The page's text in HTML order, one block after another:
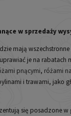
w sprzedaży
mają
je na rabatach
pnącymi, różami
i trawami, jako
się posadzone